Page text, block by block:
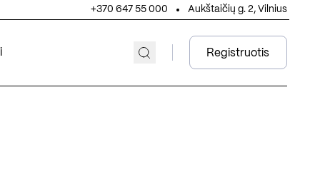
+370 647 55 000 Aukštaičių g. 2, Vilnius
Registruotis